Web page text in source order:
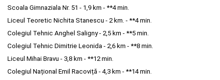
Scoala Gimnaziala Nr. 51 - 1,9 km - **4 min.
Liceul Teoretic Nichita Stanescu - 2 km. - **4 min.
Colegiul Tehnic Anghel Saligny - 2,5 km - **5 min.
Colegiul Tehnic Dimitrie Leonida - 2,6 km - **8 min.
Liceul Mihai Bravu - 3,8 km - **12 min.
Colegiul Național Emil Racoviță - 4,3 km - **14 min.